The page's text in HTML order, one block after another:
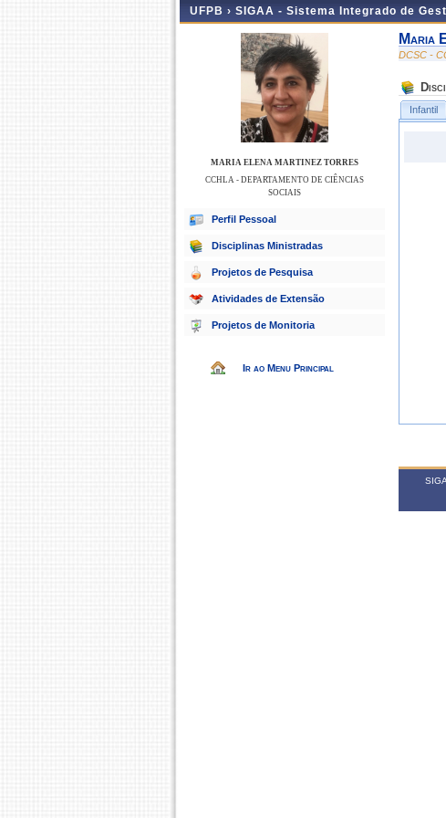
UFPB › SIGAA - Sistema Integrado de
MARIA ELENA MARTINEZ TORRES
CCHLA - DEPARTAMENTO DE CIÊNCIAS
SOCIAIS
Perfil Pessoal
Disciplinas Ministradas
Projetos de Pesquisa
Atividades de Extensão
Projetos de Monitoria
Ir ao Menu Principal
Maria
DCSC -
Infantil